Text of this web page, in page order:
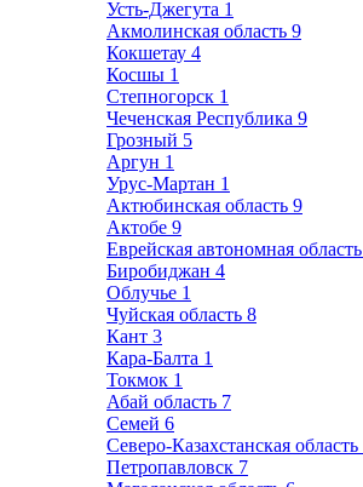
Усть-Джегута 1
Акмолинская область 9
Кокшетау 4
Косшы 1
Степногорск 1
Чеченская Республика 9
Грозный 5
Аргун 1
Урус-Мартан 1
Актюбинская область 9
Актобе 9
Еврейская автономная область
Биробиджан 4
Облучье 1
Чуйская область 8
Кант 3
Кара-Балта 1
Токмок 1
Абай область 7
Семей 6
Северо-Казахстанская область
Петропавловск 7